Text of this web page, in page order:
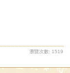
瀏覽次數: 1519